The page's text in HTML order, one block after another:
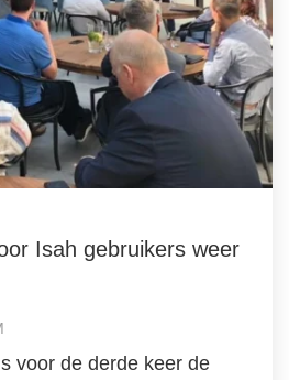
Isah gebruikers weer
voor de derde keer de